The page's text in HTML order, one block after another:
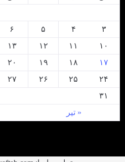
« تیر
۳
۴ ۵ ۶
۱۰
۱۱ ۱۲ ۱۳
۱۷
۱۸ ۱۹ ۲۰
۲۴
۲۵ ۲۶ ۲۷
۳۱